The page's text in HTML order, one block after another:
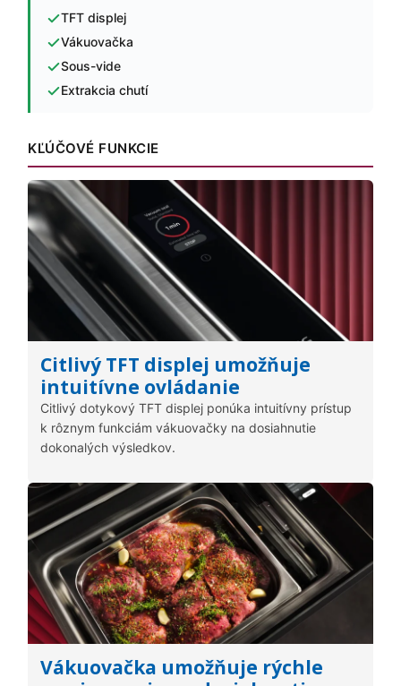
TFT displej
Vákuovačka
Sous-vide
Extrakcia chutí
KĽÚČOVÉ FUNKCIE
Citlivý TFT displej umožňuje
intuitívne ovládanie
Citlivý dotykový TFT displej ponúka intuitívny prístup
k rôznym funkciám vákuovačky na dosiahnutie
dokonalých výsledkov.
Vákuovačka umožňuje rýchle